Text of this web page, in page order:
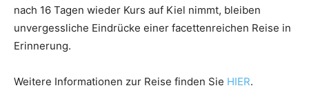
nach 16 Tagen wieder Kurs auf Kiel nimmt, bleiben
unvergessliche Eindrücke einer facettenreichen Reise in
Erinnerung.
Weitere Informationen zur Reise finden Sie HIER.